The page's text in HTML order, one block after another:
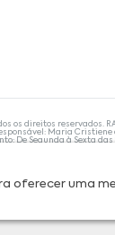
oferecer uma
os direitos reservados.
Maria
De Segunda à Sexta das
e, de forma alguma,
tratamento adequado.
para que você possa
estão sujeitos à